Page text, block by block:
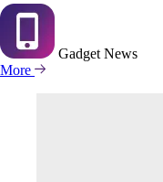
Gadget News
More